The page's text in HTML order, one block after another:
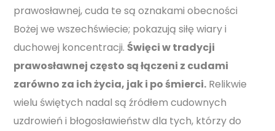
prawosławnej, cuda te są oznakami obecności
Bożej we wszechświecie; pokazują siłę wiary i
duchowej koncentracji.Święci w tradycji
prawosławnej często są łączeni z cudami
zarówno za ich życia, jak i po śmierci. Relikwie
wielu świętych nadal są źródłem cudownych
uzdrowień i błogosławieństw dla tych, którzy do